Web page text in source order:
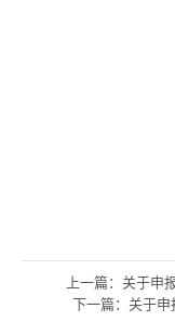
上一篇：关于申
下一篇：关于申